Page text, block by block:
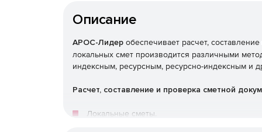
Описание
АРОС-Лидер обеспечивает расчет,
локальных смет производится различными
индексным, ресурсным, ресурсно-индексным и
Расчет, составление и проверка сметной
Локальные сметы.